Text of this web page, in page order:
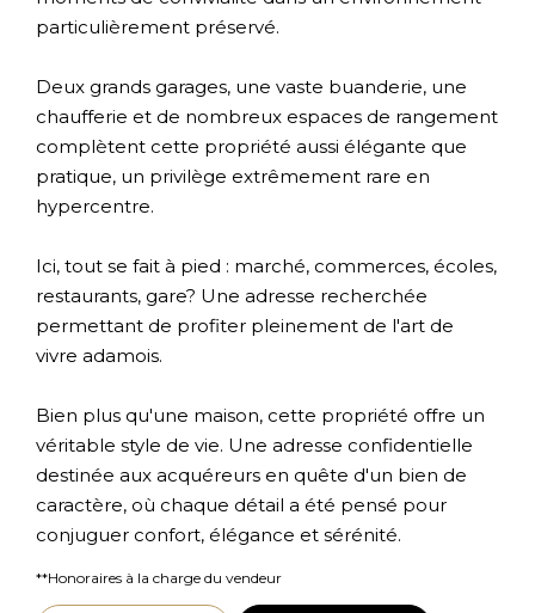
particulièrement préservé.
Deux grands garages, une vaste buanderie, une
chaufferie et de nombreux espaces de rangement
complètent cette propriété aussi élégante que
pratique, un privilège extrêmement rare en
hypercentre.
Ici, tout se fait à pied : marché, commerces, écoles,
restaurants, gare? Une adresse recherchée
permettant de profiter pleinement de l'art de
vivre adamois.
Bien plus qu'une maison, cette propriété offre un
véritable style de vie. Une adresse confidentielle
destinée aux acquéreurs en quête d'un bien de
caractère, où chaque détail a été pensé pour
conjuguer confort, élégance et sérénité.
**Honoraires à la charge du vendeur